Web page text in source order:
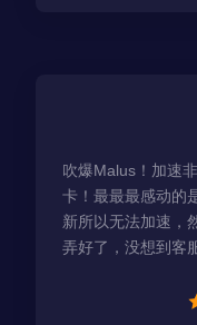
吹爆Malus！加速
卡！最最最感动的
新所以无法加速，
弄好了，没想到客